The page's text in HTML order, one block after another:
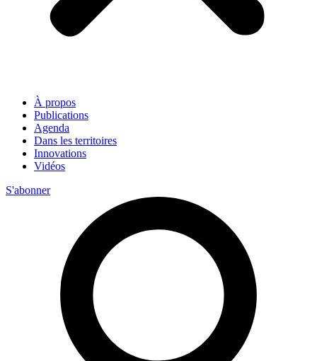
À propos
Publications
Agenda
Dans les territoires
Innovations
Vidéos
S'abonner